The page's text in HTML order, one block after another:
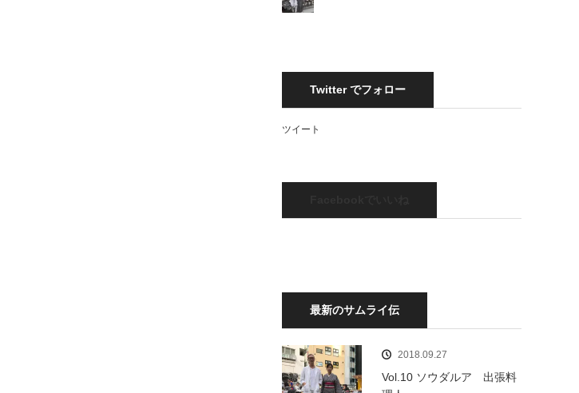
Twitter でフォロー
ツイート
最新のサムライ伝
2018.09.27
Vol.10 ソウダルア 出張料